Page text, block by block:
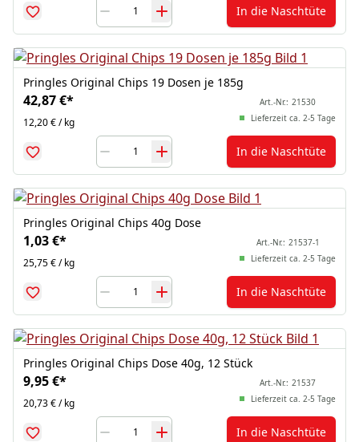
In die Naschtüte
Pringles Original Chips 19 Dosen je 185g
42,87 €*
12,20 € / kg
Art.-Nr.: 21530
Lieferzeit ca. 2-5 Tage
In die Naschtüte
Pringles Original Chips 40g Dose
1,03 €*
25,75 € / kg
Art.-Nr.: 21537-1
Lieferzeit ca. 2-5 Tage
In die Naschtüte
Pringles Original Chips Dose 40g, 12 Stück
9,95 €*
20,73 € / kg
Art.-Nr.: 21537
Lieferzeit ca. 2-5 Tage
In die Naschtüte